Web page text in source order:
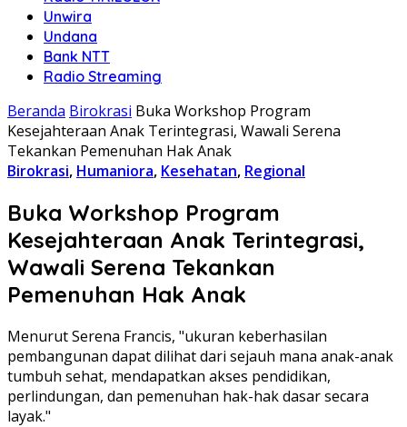
Unwira
Undana
Bank NTT
Radio Streaming
Beranda Birokrasi Buka Workshop Program
Kesejahteraan Anak Terintegrasi, Wawali Serena
Tekankan Pemenuhan Hak Anak
Birokrasi, Humaniora, Kesehatan, Regional
Buka Workshop Program
Kesejahteraan Anak Terintegrasi,
Wawali Serena Tekankan
Pemenuhan Hak Anak
Menurut Serena Francis, "ukuran keberhasilan
pembangunan dapat dilihat dari sejauh mana anak-anak
tumbuh sehat, mendapatkan akses pendidikan,
perlindungan, dan pemenuhan hak-hak dasar secara
layak."